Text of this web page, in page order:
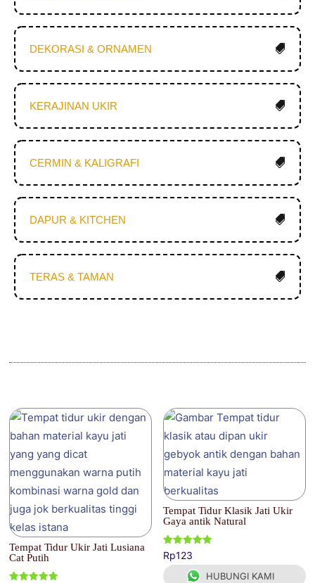
DEKORASI & ORNAMEN
KERAJINAN UKIR
CERMIN & KALIGRAFI
DAPUR & KITCHEN
TERAS & TAMAN
Tempat Tidur Ukir Jati Lusiana
Cat Putih
Tempat Tidur Klasik Jati Ukir
Gaya antik Natural
Dinilai
5.00
dari 5
Rp123
HUBUNGI KAMI